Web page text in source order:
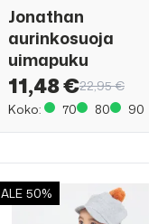
Jonathan
aurinkosuoja
uimapuku
11,48 €22,95 €
Koko:
70 80 90
ALE 50%